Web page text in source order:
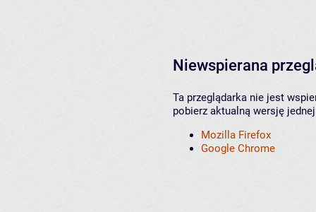
Niewspierana
Ta przeglądarka nie jest
pobierz aktualną wersję
Mozilla Firefox
Google Chrome